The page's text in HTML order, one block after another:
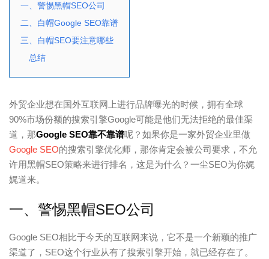
一、警惕黑帽SEO公司
二、白帽Google SEO靠谱
三、白帽SEO要注意哪些
总结
外贸企业想在国外互联网上进行品牌曝光的时候，拥有全球
90%市场份额的搜索引擎Google可能是他们无法拒绝的最佳渠
道，那Google SEO靠不靠谱呢？如果你是一家外贸企业里做
Google SEO的搜索引擎优化师，那你肯定会被公司要求，不允
许用黑帽SEO策略来进行排名，这是为什么？一尘SEO为你娓
娓道来。
一、警惕黑帽SEO公司
Google SEO相比于今天的互联网来说，它不是一个新颖的推广
渠道了，SEO这个行业从有了搜索引擎开始，就已经存在了。